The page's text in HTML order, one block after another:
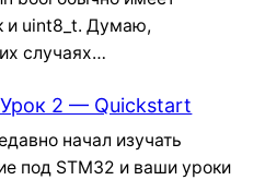
и uint8_t. Думаю,
случаях…
2 — Quickstart
начал изучать
под STM32 и ваши уроки